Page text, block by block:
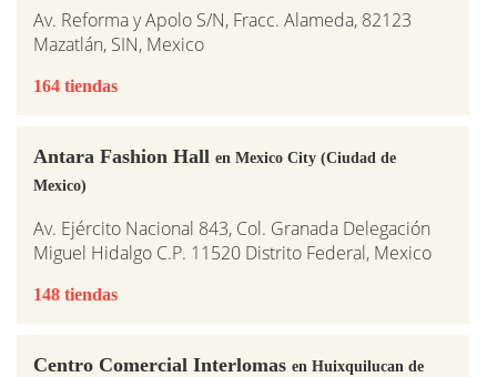
Av. Reforma y Apolo S/N, Fracc. Alameda, 82123
Mazatlán, SIN, Mexico
164 tiendas
Antara Fashion Hall en Mexico City (Ciudad de
Mexico)
Av. Ejército Nacional 843, Col. Granada Delegación
Miguel Hidalgo C.P. 11520 Distrito Federal, Mexico
148 tiendas
Centro Comercial Interlomas en Huixquilucan de